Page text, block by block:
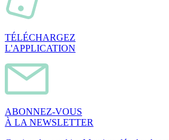
TÉLÉCHARGEZ
L'APPLICATION
ABONNEZ-VOUS
À LA NEWSLETTER